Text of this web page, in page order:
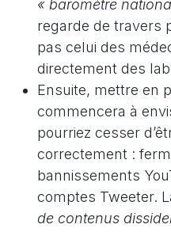
« baromètre
regarde de travers
pas celui des
directement des
Ensuite, mettre en
commencera à
pourriez cesser
correctement :
bannissements
comptes Tweeter.
de contenus